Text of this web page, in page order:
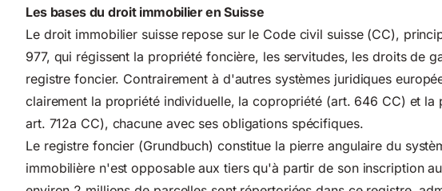
Les bases du droit immobilier en Suisse
Le droit immobilier suisse repose sur le Code civil suisse (CC),
977, qui régissent la propriété foncière, les servitudes, les droits de
registre foncier. Contrairement à d'autres systèmes juridiques
clairement la propriété individuelle, la copropriété (art. 646 CC) et la
art. 712a CC), chacune avec ses obligations spécifiques.
Le registre foncier (Grundbuch) constitue la pierre angulaire du
immobilière n'est opposable aux tiers qu'à partir de son inscription